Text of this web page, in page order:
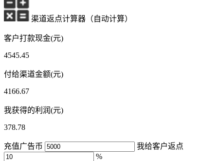
渠道返点计算器（自动计算）
客户打款现金(元)
4545.45
付给渠道金额(元)
4166.67
我获得的利润(元)
378.78
充值广告币
我给客户返点
%